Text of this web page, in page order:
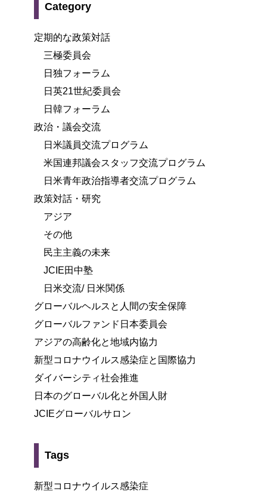
Category
定期的な政策対話
三極委員会
日独フォーラム
日英21世紀委員会
日韓フォーラム
政治・議会交流
日米議員交流プログラム
米国連邦議会スタッフ交流プログラム
日米青年政治指導者交流プログラム
政策対話・研究
アジア
その他
民主主義の未来
JCIE田中塾
日米交流/ 日米関係
グローバルヘルスと人間の安全保障
グローバルファンド日本委員会
アジアの高齢化と地域内協力
新型コロナウイルス感染症と国際協力
ダイバーシティ社会推進
日本のグローバル化と外国人財
JCIEグローバルサロン
Tags
新型コロナウイルス感染症